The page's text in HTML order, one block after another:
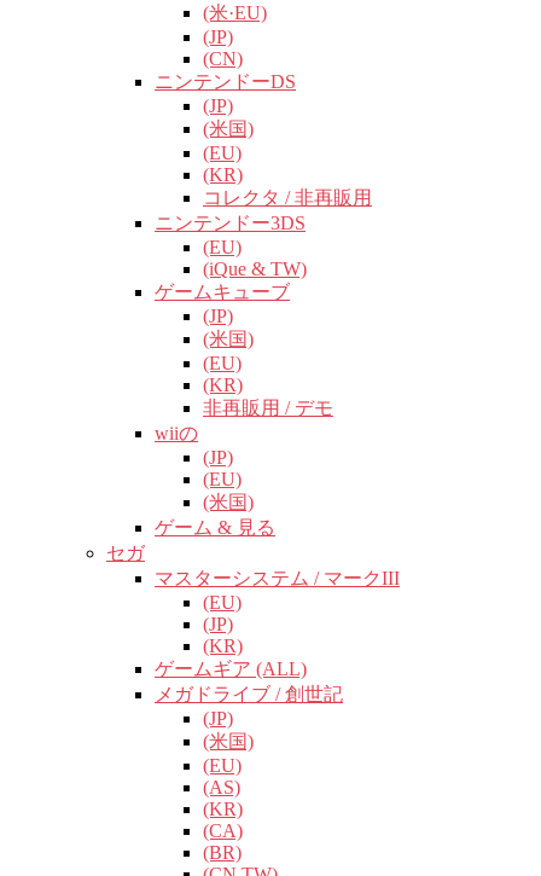
(米·EU)
(JP)
(CN)
ニンテンドーDS
(JP)
(米国)
(EU)
(KR)
コレクタ / 非再販用
ニンテンドー3DS
(EU)
(iQue & TW)
ゲームキューブ
(JP)
(米国)
(EU)
(KR)
非再販用 / デモ
wiiの
(JP)
(EU)
(米国)
ゲーム & 見る
セガ
マスターシステム / マークIII
(EU)
(JP)
(KR)
ゲームギア (ALL)
メガドライブ / 創世記
(JP)
(米国)
(EU)
(AS)
(KR)
(CA)
(BR)